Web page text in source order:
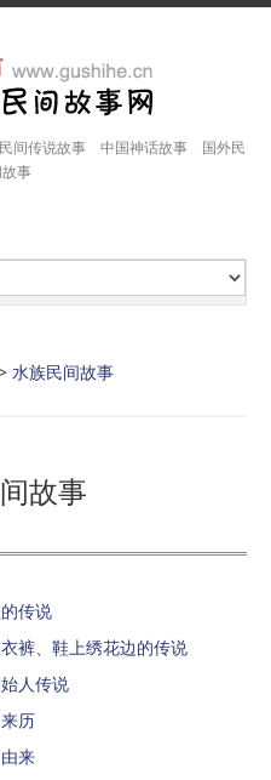
间传说故事 中国神话故事 国外民
事
水族民间故事
故事
传说
裤、鞋上绣花边的传说
人传说
历
来